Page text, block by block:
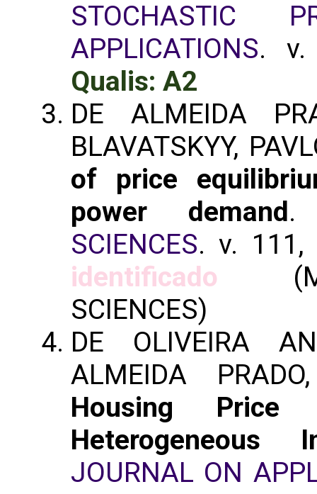
STOCHASTIC
APPLICATIONS. v.
Qualis: A2
DE ALMEIDA
BLAVATSKYY,
of price
power demand
SCIENCES. v.
identificado
SCIENCES)
DE OLIVEIRA
ALMEIDA
Housing Price
Heterogeneous
JOURNAL ON